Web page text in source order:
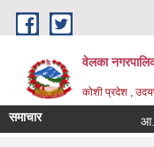
Skip to main content
वेलका
कोशी प्रदेश ,
समाचार